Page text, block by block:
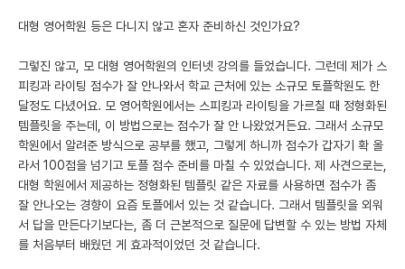
대형 영어학원 등은 다니지 않고 혼자 준비하신 것인가요?
그렇진 않고, 모 대형 영어학원의 인터넷 강의를 들었습니다. 그런데 제가 스
피킹과 라이팅 점수가 잘 안나와서 학교 근처에 있는 소규모 토플학원도 한
달정도 다녔어요. 모 영어학원에서는 스피킹과 라이팅을 가르칠 때 정형화된
템플릿을 주는데, 이 방법으로는 점수가 잘 안 나왔었거든요. 그래서 소규모
학원에서 알려준 방식으로 공부를 했고, 그렇게 하니까 점수가 갑자기 확 올
라서 100점을 넘기고 토플 점수 준비를 마칠 수 있었습니다. 제 사견으로는,
대형 학원에서 제공하는 정형화된 템플릿 같은 자료를 사용하면 점수가 좀
잘 안나오는 경향이 요즘 토플에서 있는 것 같습니다. 그래서 템플릿을 외워
서 답을 만든다기보다는, 좀 더 근본적으로 질문에 답변할 수 있는 방법 자체
를 처음부터 배웠던 게 효과적이었던 것 같습니다.